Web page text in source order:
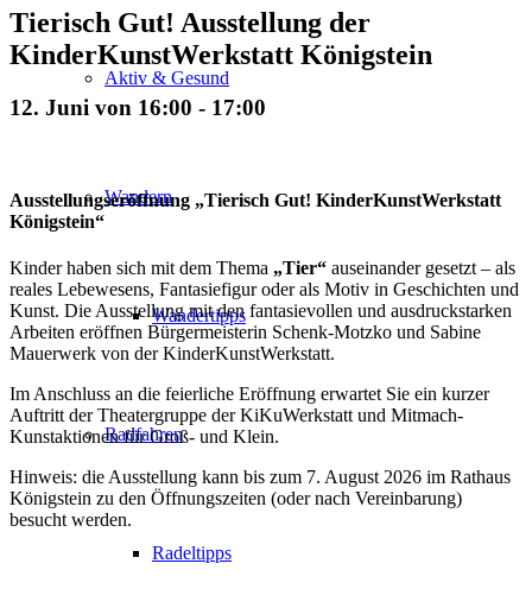
Aktiv & Gesund
Wandern
Wandertipps
Radfahren
Radeltipps
Tierisch Gut! Ausstellung der
KinderKunstWerkstatt Königstein
12. Juni von 16:00 - 17:00
Ausstellungseröffnung „Tierisch Gut! KinderKunstWerkstatt
Königstein“
Kinder haben sich mit dem Thema „Tier“ auseinander gesetzt – als
reales Lebewesens, Fantasiefigur oder als Motiv in Geschichten und
Kunst. Die Ausstellung mit den fantasievollen und ausdruckstarken
Arbeiten eröffnen Bürgermeisterin Schenk-Motzko und Sabine
Mauerwerk von der KinderKunstWerkstatt.
Im Anschluss an die feierliche Eröffnung erwartet Sie ein kurzer
Auftritt der Theatergruppe der KiKuWerkstatt und Mitmach-
Kunstaktionen für Groß- und Klein.
Hinweis: die Ausstellung kann bis zum 7. August 2026 im Rathaus
Königstein zu den Öffnungszeiten (oder nach Vereinbarung)
besucht werden.